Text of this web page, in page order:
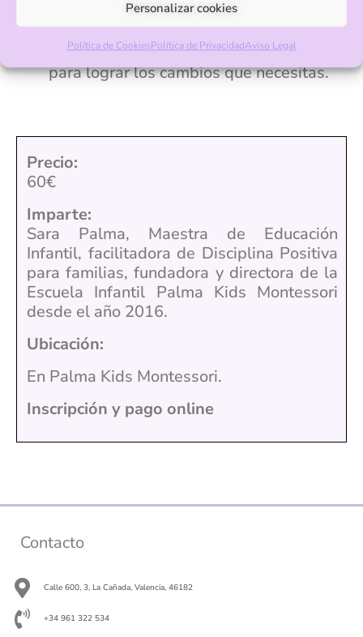
Personalizar cookies
Política de CookiesPolítica de PrivacidadAviso Legal
u online) de 90 minutos para enfocarnos
en los temas que os preocupan y/o
tenéis dudas, aportándote herramientas
para lograr los cambios que necesitas.
Precio:
60€
Imparte:
Sara Palma, Maestra de Educación
Infantil, facilitadora de Disciplina Positiva
para familias, fundadora y directora de la
Escuela Infantil Palma Kids Montessori
desde el año 2016.
Ubicación:
En Palma Kids Montessori.
Inscripción y pago online
Contacto
Calle 600, 3, La Cañada, Valencia, 46182
+34 961 322 534